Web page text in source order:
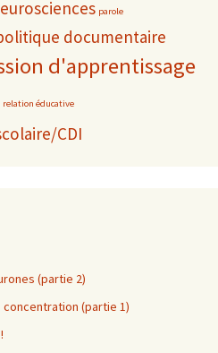
parole
documentaire
d'apprentissage
relation éducative
CDI
(partie 2)
concentration (partie 1)